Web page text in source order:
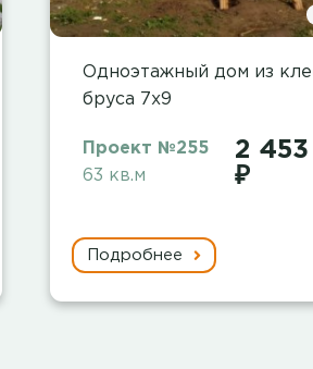
Одноэтажный дом из
бруса 7х9
Проект №255
63 кв.м
2
₽
Подробнее